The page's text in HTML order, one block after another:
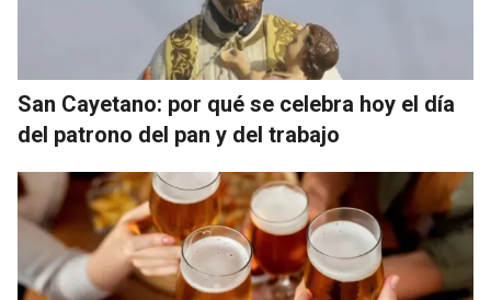
San Cayetano: por qué se celebra hoy el día
del patrono del pan y del trabajo